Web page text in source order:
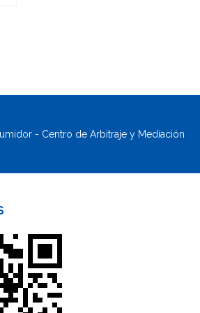
- Centro de Arbitraje y Mediación